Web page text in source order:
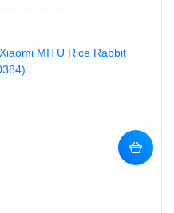
MITU Rice Rabbit